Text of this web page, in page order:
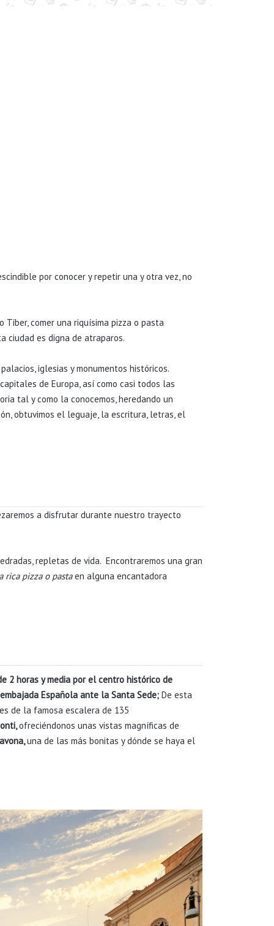
por conocer y repetir una y otra vez, no
comer una riquísima pizza o pasta
ciudad es digna de atraparos.
iglesias y monumentos históricos.
de Europa, así como casi todos las
tal y como la conocemos, heredando un
obtuvimos el leguaje, la escritura, letras, el
a disfrutar durante nuestro trayecto
repletas de vida. Encontraremos una gran
rica pizza o pastaen alguna encantadora
2 horas y media por el centro histórico de
Española ante la Santa Sede; De esta
de la famosa escalera de 135
ofreciéndonos unas vistas magníficas de
una de las más bonitas y dónde se haya el